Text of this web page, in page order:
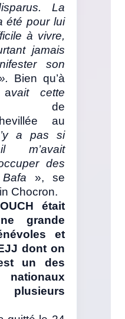
La
été pour lui
à vivre,
jamais
son
Bien qu’à
avait cette
de
au
a pas si
m’avait
des
», se
Chocron.
était
grande
et
dont on
un des
nationaux